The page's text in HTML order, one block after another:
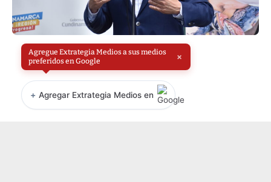
Agregue Extrategia Medios a sus medios
preferidos en Google
×
+ Agregar Extrategia Medios en